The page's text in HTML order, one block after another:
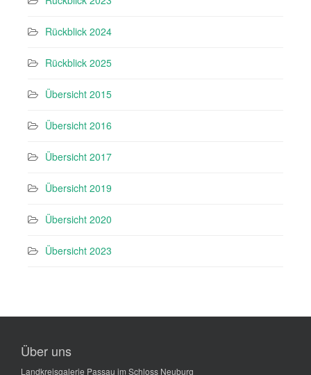
Rückblick 2024
Rückblick 2025
Übersicht 2015
Übersicht 2016
Übersicht 2017
Übersicht 2019
Übersicht 2020
Übersicht 2023
Über uns
Landkreisgalerie Passau im Schloss Neuburg